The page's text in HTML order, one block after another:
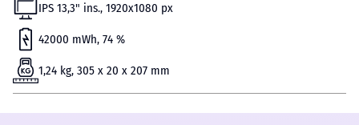
IPS 13,3" ins., 1920x1080 px
42000 mWh, 74 %
1,24 kg, 305 x 20 x 207 mm